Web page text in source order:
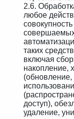
2.6.
любое
таких
включая
накопление,
(обновление,
доступ),
удаление,